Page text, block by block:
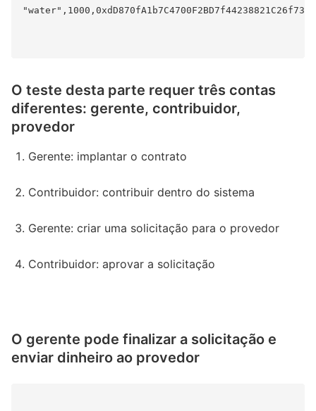
O teste desta parte requer três contas
diferentes: gerente, contribuidor,
provedor
Gerente: implantar o contrato
Contribuidor: contribuir dentro do sistema
Gerente: criar uma solicitação para o provedor
Contribuidor: aprovar a solicitação
O gerente pode finalizar a solicitação e
enviar dinheiro ao provedor